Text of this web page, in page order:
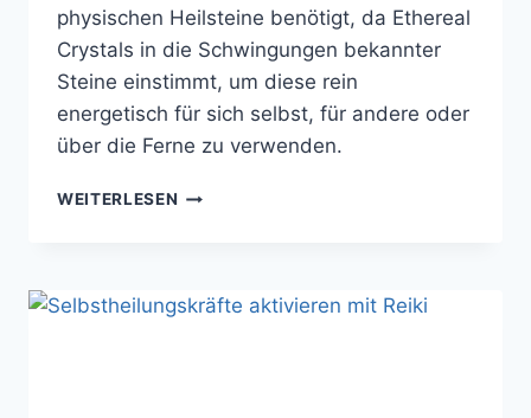
physischen Heilsteine benötigt, da Ethereal
Crystals in die Schwingungen bekannter
Steine einstimmt, um diese rein
energetisch für sich selbst, für andere oder
über die Ferne zu verwenden.
WEITERLESEN ETHEREAL
HEILUNGSSITZUNGEN
MIT